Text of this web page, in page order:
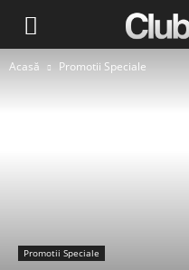
Acasă Promotii Speciale
Promotii Speciale